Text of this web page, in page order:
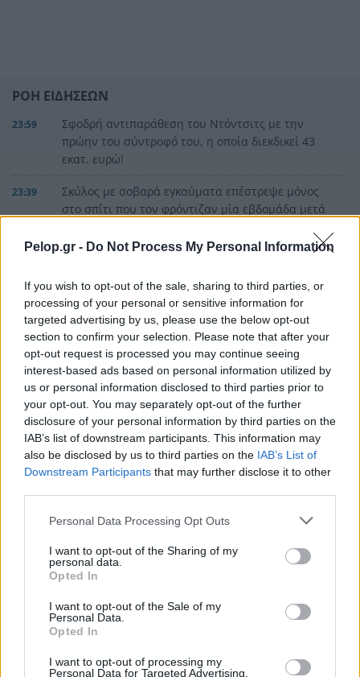
Pelop.gr - Do Not Process My Personal Information
If you wish to opt-out of the sale, sharing to third parties, or
processing of your personal or sensitive information for
targeted advertising by us, please use the below opt-out
section to confirm your selection. Please note that after your
opt-out request is processed you may continue seeing
interest-based ads based on personal information utilized by
us or personal information disclosed to third parties prior to
your opt-out. You may separately opt-out of the further
disclosure of your personal information by third parties on the
IAB’s list of downstream participants. This information may
also be disclosed by us to third parties on the IAB’s List of
Downstream Participants that may further disclose it to other
Please note that this website/app uses one or more Google
not limited to your visit or usage behaviour. You may click to
grant or deny consent to Google and its third-party tags to
use your data for below specified purposes in below Google
consent section.
Personal Data Processing Opt Outs
I want to opt-out of the Sharing of my
personal data.
Opted In
I want to opt-out of the Sale of my
Personal Data.
Opted In
I want to opt-out of processing my
Personal Data for Targeted Advertising.
ΡΟΗ ΕΙΔΗΣΕΩΝ
23:59
Σφοδρή αντιπαράθεση του Ντόντσιτς με την
πρώην του σύντροφό του, η οποία διεκδικεί 43
εκατ. ευρώ!
23:39
Σκύλος με σοβαρά εγκαύματα επέστρεψε μόνος
στο σπίτι που τον φρόντιζαν μία εβδομάδα μετά
Μία ακόμη πρόκληση της Τουρκίας μετά το νέο
23:00
Αγγλία: Ο επιθετικός της Εθνικής Άϊβαν Τόνεϊ
κατηγορείται για σοβαρό επεισόδιο σε κλαμπ
στο Σόχο
22:48
Παλαιό Φάληρο: Φωτιά σε κατάστημα,
εκκενώνεται πολυκατοικία
22:36
Κατηγορηματικός ο ερευνητής μετά τις
επικρίσεις για τον θάνατο του λευκού
κουταβιού: «Άξιζε να θέσουμε σε κίνδυνο μια
οικογένεια λύκων, για να σώσουμε έναν σκύλο;
Όχι»!
Φίδι εισέβαλε στα Επείγοντα στο Νοσοκομείο
του Πύργου, πανικός! ΦΩΤΟ
Πάτρα: Αγωνία για 31χρονη που υπέστη
Ποινή φυλάκισης 15 μηνών στη Βρετανίδα που
επεισόδιο στο Κέντρο Υγείας Σκιάθου
ΟΛΕΣ ΟΙ ΕΙΔΗΣΕΙΣ